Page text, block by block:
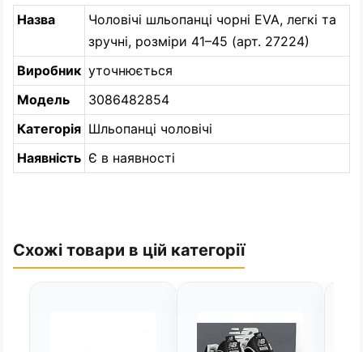
Назва
Чоловічі шльопанці чорні EVA, легкі та
зручні, розміри 41–45 (арт. 27224)
Виробник уточнюється
Модель
3086482854
Категорія Шльопанці чоловічі
Наявність Є в наявності
Схожі товари в цій категорії